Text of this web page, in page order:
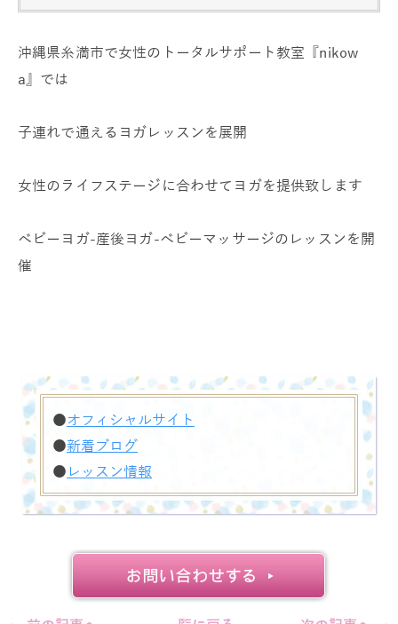
沖縄県糸満市で女性のトータルサポート教室『nikow
a』では
子連れで通えるヨガレッスンを展開
女性のライフステージに合わせてヨガを提供致します
ベビーヨガ-産後ヨガ-ベビーマッサージのレッスンを開
催
●オフィシャルサイト
●新着ブログ
●レッスン情報